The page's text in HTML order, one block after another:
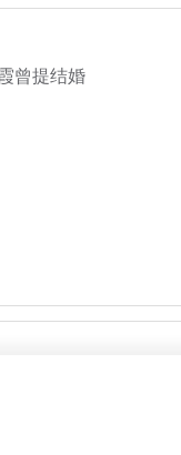
曾提结婚